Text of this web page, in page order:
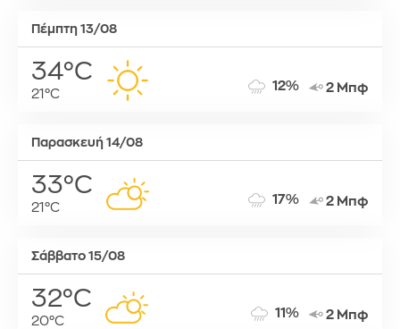
Πέμπτη 13/08
34°C
21°C
12% 2 Μπφ
Παρασκευή 14/08
33°C
21°C
17% 2 Μπφ
Σάββατο 15/08
32°C
20°C
11% 2 Μπφ